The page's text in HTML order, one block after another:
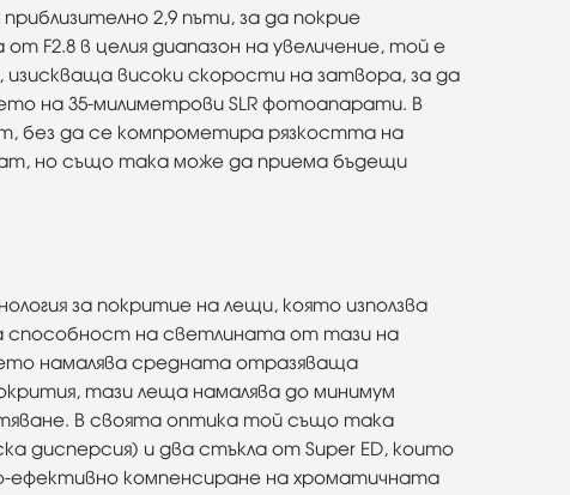
2,9 пъти, за да покрие
F2.8 в целия диапазон на увеличение, той е
високи скорости на затвора, за да
на 35-милиметрови SLR фотоапарати. В
без да се компрометира рязкостта на
но също така може да приема бъдещи
за покритие на лещи, която използва
способност на светлината от тази на
намалява средната отразяваща
тази леща намалява до минимум
В своята оптика той също така
дисперсия) и два стъкла от Super ED, които
ефективно компенсиране на хроматичната